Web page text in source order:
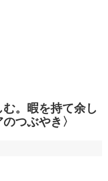
。暇を持て余し
つぶやき〉